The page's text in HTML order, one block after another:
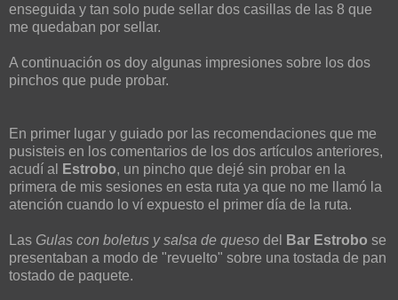
enseguida y tan solo pude sellar dos casillas de las 8 que
me quedaban por sellar.
A continuación os doy algunas impresiones sobre los dos
pinchos que pude probar.
En primer lugar y guiado por las recomendaciones que me
pusisteis en los comentarios de los dos artículos anteriores,
acudí al
Estrobo, un pincho que dejé sin probar en la
primera de mis sesiones en esta ruta ya que no me llamó la
atención cuando lo ví expuesto el primer día de la ruta.
Las Gulas con boletus y salsa de queso del Bar Estrobo se
presentaban a modo de "revuelto" sobre una tostada de pan
tostado de paquete.